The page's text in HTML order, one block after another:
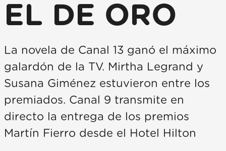
EL DE ORO
La novela de Canal 13 ganó el máximo
galardón de la TV. Mirtha Legrand y
Susana Giménez estuvieron entre los
premiados. Canal 9 transmite en
directo la entrega de los premios
Martín Fierro desde el Hotel Hilton